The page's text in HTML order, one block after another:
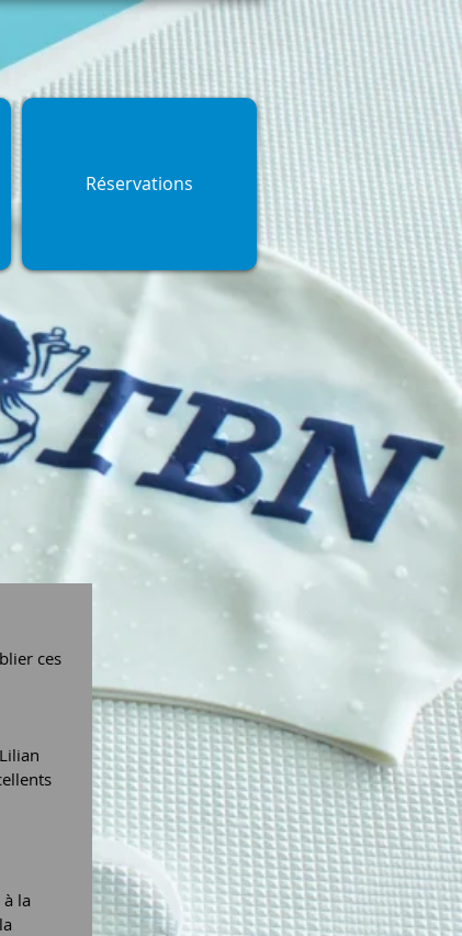
Réservations
ces
la